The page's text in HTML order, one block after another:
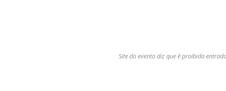
Site do evento diz que é proibida